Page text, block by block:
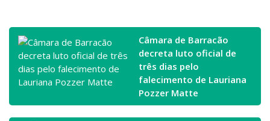
Câmara de Barracão
decreta luto oficial de
três dias pelo
falecimento de Lauriana
Pozzer Matte